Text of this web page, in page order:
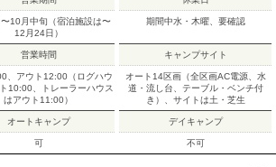
10月中旬（宿泊施設は〜
12月24日）
期間中水・木曜、要確認
営業時間
、アウト12:00（ログハウ
10:00、トレーラーハウス
はアウト11:00）
キャンプサイト
オート14区画（全区画AC電源、水
道・流し台、テーブル・ベンチ付
き）、サイトは土・芝生
オートキャンプ
可
デイキャンプ
不可